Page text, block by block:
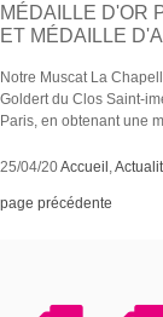
MÉDAILLE D'OR
ET MÉDAILLE
Notre Muscat La
Goldert du Clos Saint-
Paris, en obtenant une
25/04/20Accueil
page précédente